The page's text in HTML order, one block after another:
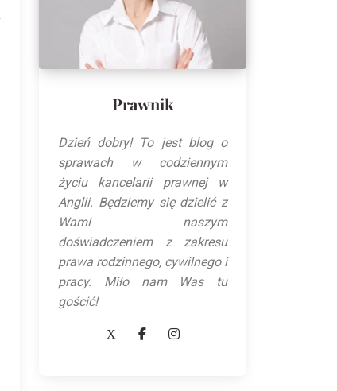
Prawnik
Dzień dobry! To jest blog o
sprawach w codziennym
życiu kancelarii prawnej w
Anglii. Będziemy się dzielić z
Wami naszym
doświadczeniem z zakresu
prawa rodzinnego, cywilnego i
pracy. Miło nam Was tu
gościć!